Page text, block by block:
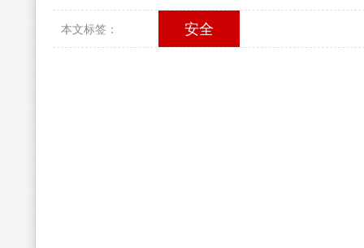
本文标签： 安全